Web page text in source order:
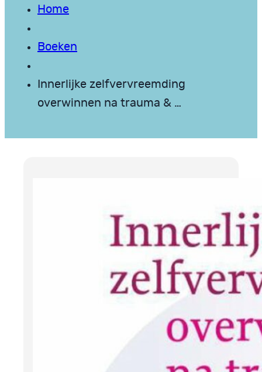
Home
Boeken
Innerlijke zelfvervreemding
overwinnen na trauma & …